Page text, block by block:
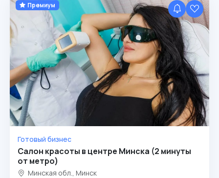
Премиум
Готовый бизнес
Салон красоты в центре Минска (2 минуты
от метро)
Минская обл., Минск